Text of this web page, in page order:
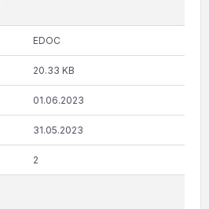
EDOC
20.33 KB
01.06.2023
31.05.2023
2